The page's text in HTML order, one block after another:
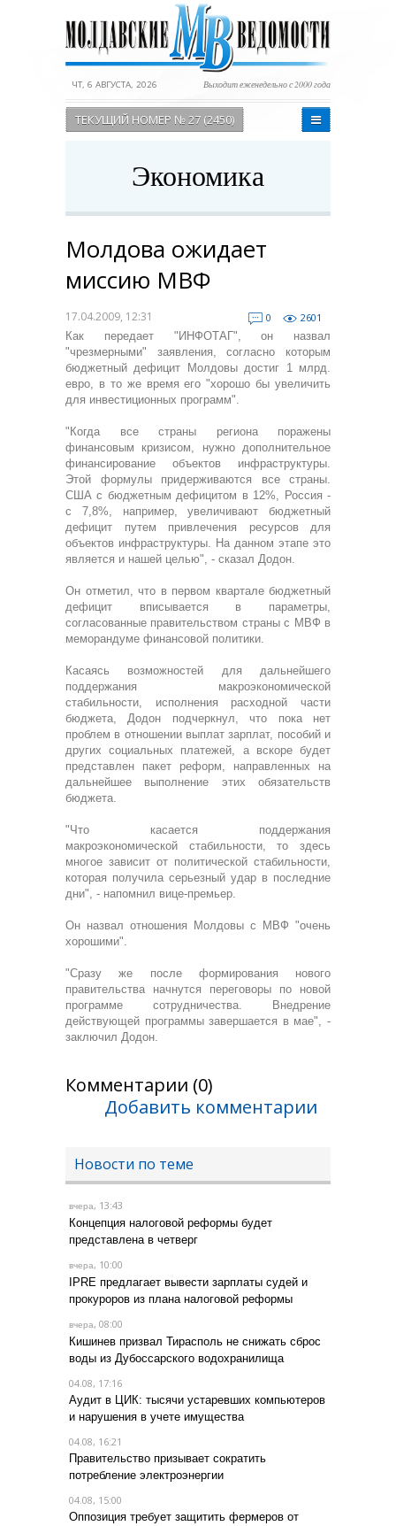
ЧТ, 6 АВГУСТА, 2026 Выходит еженедельно с 2000 года
ТЕКУЩИЙ НОМЕР № 27 (2450)
Экономика
Молдова ожидает
миссию МВФ
17.04.2009, 12:31 0
2601
Как передает "ИНФОТАГ", он назвал
"чрезмерными" заявления, согласно которым
бюджетный дефицит Молдовы достиг 1 млрд.
евро, в то же время его "хорошо бы увеличить
для инвестиционных программ".
"Когда все страны региона поражены
финансовым кризисом, нужно дополнительное
финансирование объектов инфраструктуры.
Этой формулы придерживаются все страны.
США с бюджетным дефицитом в 12%, Россия -
с 7,8%, например, увеличивают бюджетный
дефицит путем привлечения ресурсов для
объектов инфраструктуры. На данном этапе это
является и нашей целью", - сказал Додон.
Он отметил, что в первом квартале бюджетный
дефицит вписывается в параметры,
согласованные правительством страны с МВФ в
меморандуме финансовой политики.
Касаясь возможностей для дальнейшего
поддержания макроэкономической
стабильности, исполнения расходной части
бюджета, Додон подчеркнул, что пока нет
проблем в отношении выплат зарплат, пособий и
других социальных платежей, а вскоре будет
представлен пакет реформ, направленных на
дальнейшее выполнение этих обязательств
бюджета.
"Что касается поддержания
макроэкономической стабильности, то здесь
многое зависит от политической стабильности,
которая получила серьезный удар в последние
дни", - напомнил вице-премьер.
Он назвал отношения Молдовы с МВФ "очень
хорошими".
"Сразу же после формирования нового
правительства начнутся переговоры по новой
программе сотрудничества. Внедрение
действующей программы завершается в мае", -
заключил Додон.
Комментарии (0)
Добавить комментарии
Новости по теме
вчера, 13:43
Концепция налоговой реформы будет
представлена в четверг
вчера, 10:00
IPRE предлагает вывести зарплаты судей и
прокуроров из плана налоговой реформы
вчера, 08:00
Кишинев призвал Тирасполь не снижать сброс
воды из Дубоссарского водохранилища
04.08, 17:16
Аудит в ЦИК: тысячи устаревших компьютеров
и нарушения в учете имущества
04.08, 16:21
Правительство призывает сократить
потребление электроэнергии
04.08, 15:00
Оппозиция требует защитить фермеров от